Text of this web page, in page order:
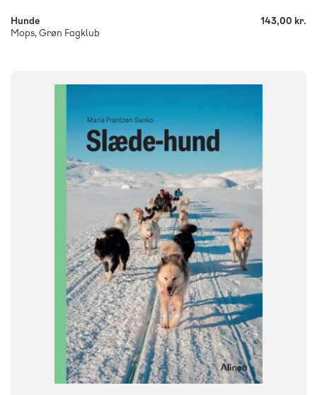
Hunde
Mops, Grøn Fagklub
143,00 kr.
1. klasse 2. klasse 3. klasse
Flergangsbog
+